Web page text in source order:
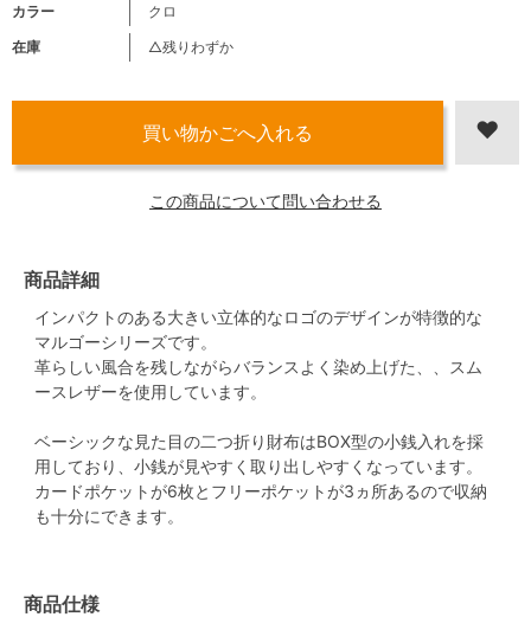
カラー
クロ
在庫
△残りわずか
この商品について問い合わせる
商品詳細
インパクトのある大きい立体的なロゴのデザインが特徴的な
マルゴーシリーズです。
革らしい風合を残しながらバランスよく染め上げた、、スム
ースレザーを使用しています。
ベーシックな見た目の二つ折り財布はBOX型の小銭入れを採
用しており、小銭が見やすく取り出しやすくなっています。
カードポケットが6枚とフリーポケットが3ヵ所あるので収納
も十分にできます。
商品仕様